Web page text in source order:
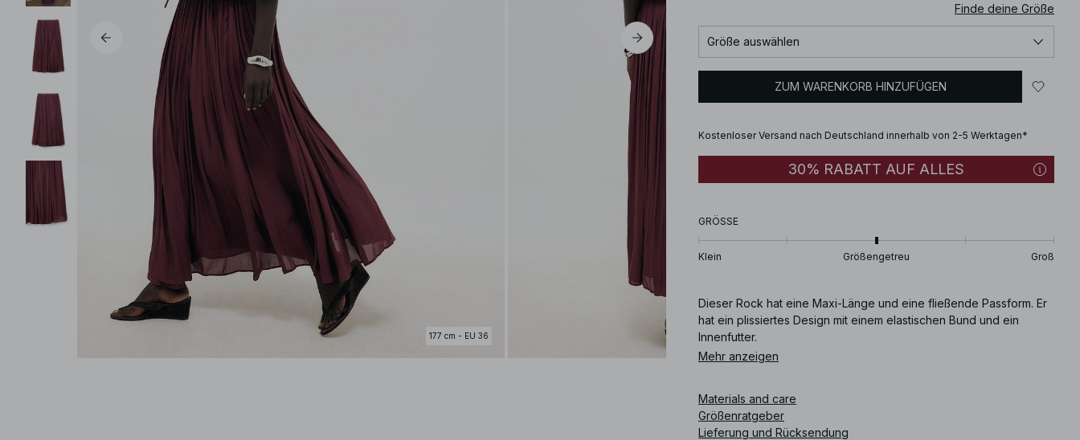
177 cm - EU 36
Finde deine Größe
Größe auswählen
ZUM WARENKORB HINZUFÜGEN
Kostenloser Versand nach Deutschland innerhalb von 2-5 Werktagen*
30% RABATT AUF ALLES
GRÖSSE
Klein Größengetreu Groß
Dieser Rock hat eine Maxi-Länge und eine fließende Passform. Er
hat ein plissiertes Design mit einem elastischen Bund und ein
Innenfutter.
Mehr anzeigen
Materials and care
Größenratgeber
Lieferung und Rücksendung